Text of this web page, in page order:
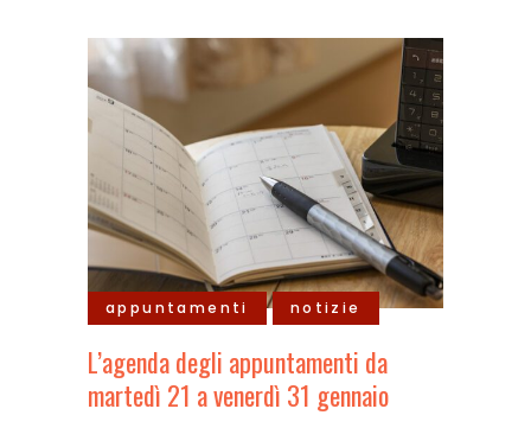
appuntamenti notizie
L’agenda degli appuntamenti da
martedì 21 a venerdì 31 gennaio